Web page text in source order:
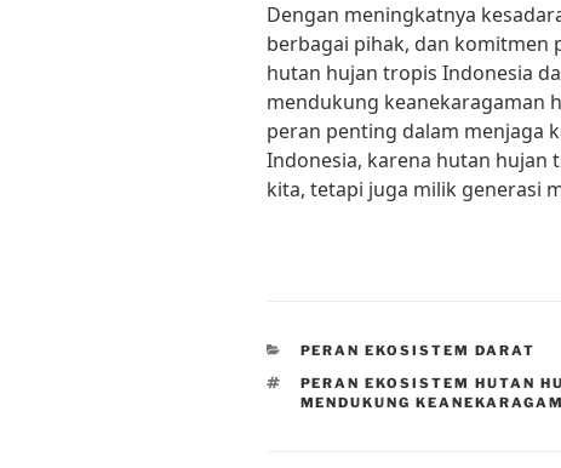
Dengan meningkatnya
berbagai pihak, dan komitmen
hutan hujan tropis Indonesia
mendukung keanekaragaman
peran penting dalam menjaga
Indonesia, karena hutan hujan
kita, tetapi juga milik generasi
CATEGORIES
PERAN EKOSISTEM DARAT
TAGS
PERAN EKOSISTEM HUTAN
MENDUKUNG